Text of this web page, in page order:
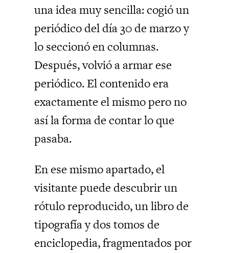
una idea muy sencilla: cogió un
periódico del día 30 de marzo y
lo seccionó en columnas.
Después, volvió a armar ese
periódico. El contenido era
exactamente el mismo pero no
así la forma de contar lo que
pasaba.
En ese mismo apartado, el
visitante puede descubrir un
rótulo reproducido, un libro de
tipografía y dos tomos de
enciclopedia, fragmentados por